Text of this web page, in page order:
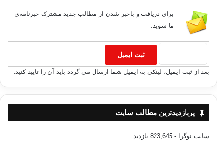
برای دریافت و باخبر شدن از مطالب جدید مشترک خبرنامه‌ی
ما شوید.
بعد از ثبت ایمیل، لینکی به ایمیل شما ارسال می گردد باید آن را تایید کنید.
پربازدیدترین مطالب سایت
سایت نوگرا - 823,645 بازدید